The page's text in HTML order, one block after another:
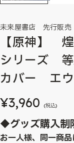
未来屋書店 先行販売
【原神】
シリーズ 等
カバー エウ
¥3,960 (税込)
◆グッズ購入制
お一人様、同一商